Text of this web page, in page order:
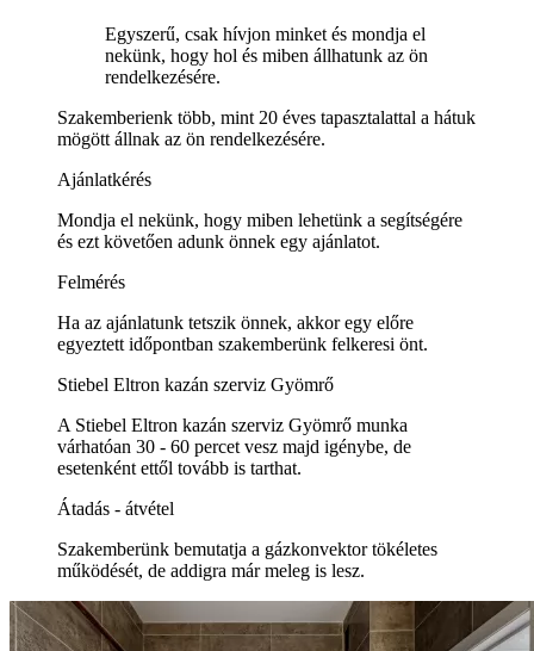
Egyszerű, csak hívjon minket és mondja el
nekünk, hogy hol és miben állhatunk az ön
rendelkezésére.
Szakemberienk több, mint 20 éves tapasztalattal a hátuk
mögött állnak az ön rendelkezésére.
Ajánlatkérés
Mondja el nekünk, hogy miben lehetünk a segítségére
és ezt követően adunk önnek egy ajánlatot.
Felmérés
Ha az ajánlatunk tetszik önnek, akkor egy előre
egyeztett időpontban szakemberünk felkeresi önt.
Stiebel Eltron kazán szerviz Gyömrő
A Stiebel Eltron kazán szerviz Gyömrő munka
várhatóan 30 - 60 percet vesz majd igénybe, de
esetenként ettől tovább is tarthat.
Átadás - átvétel
Szakemberünk bemutatja a gázkonvektor tökéletes
működését, de addigra már meleg is lesz.